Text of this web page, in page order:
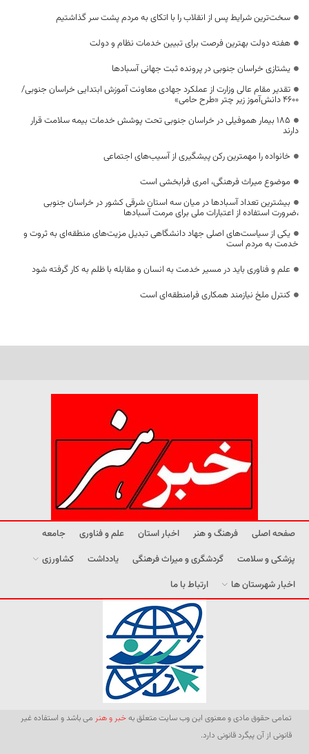
سخت‌ترین شرایط پس از انقلاب را با اتکای به مردم پشت سر گذاشتیم
هفته دولت بهترین فرصت برای تبیین خدمات نظام و دولت
یشتازی خراسان جنوبی در پرونده ثبت جهانی آسبادها
تقدیر مقام عالی وزارت از عملکرد جهادی معاونت آموزش ابتدایی خراسان جنوبی/
۴۶۰۰ دانش‌آموز زیر چتر «طرح حامی»
۱۸۵ بیمار هموفیلی در خراسان جنوبی تحت پوشش خدمات بیمه سلامت قرار
دارند
خانواده را مهمترین رکن پیشگیری از آسیب‌های اجتماعی
موضوع میراث فرهنگی، امری فرابخشی است
بیشترین تعداد آسبادها در میان سه استان شرقی کشور در خراسان جنوبی
،ضرورت استفاده از اعتبارات ملی برای مرمت آسبادها
یکی از سیاست‌های اصلی جهاد دانشگاهی تبدیل مزیت‌های منطقه‌ای به ثروت و
خدمت به مردم است
علم و فناوری باید در مسیر خدمت به انسان و مقابله با ظلم به کار گرفته شود
کنترل ملخ نیازمند همکاری فرامنطقه‌ای است
صفحه اصلی فرهنگ و هنر اخبار استان علم و فناوری
جامعه
پزشکی و سلامت
گردشگری و میراث فرهنگی یادداشت
کشاورزی
اخبار شهرستان ها
ارتباط با ما
تمامی حقوق مادی و معنوی این وب سایت متعلق بهخبر و هنر می باشد و استفاده غیر
قانونی از آن پیگرد قانونی دارد.